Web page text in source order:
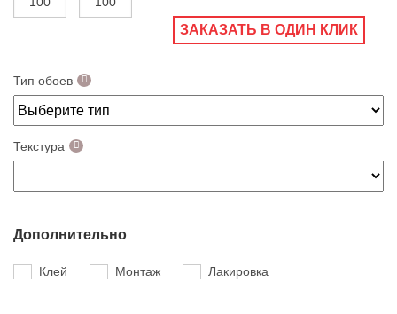
ЗАКАЗАТЬ В ОДИН КЛИК
Тип обоев
Текстура
Дополнительно
Клей Монтаж Лакировка